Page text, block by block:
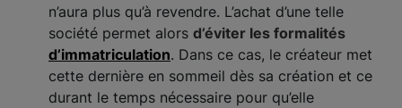
n’aura plus qu’à revendre. L’achat d’une telle
société permet alors d’éviter les formalités
d’immatriculation. Dans ce cas, le créateur met
cette dernière en sommeil dès sa création et ce
durant le temps nécessaire pour qu’elle